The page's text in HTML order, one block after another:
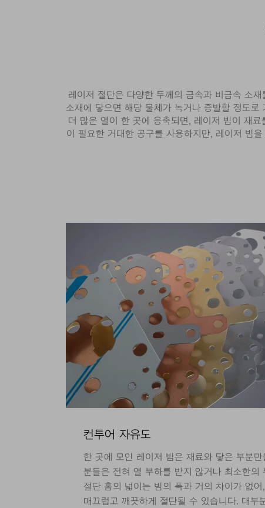
레이저 절단은 다양한 두께의 금속과 비금속 소
소재에 닿으면 해당 물체가 녹거나 증발할 정도
더 많은 열이 한 곳에 응축되면, 레이저 빔이 재
이 필요한 거대한 공구를 사용하지만, 레이저 빔
컨투어 자유도
한 곳에 모인 레이저 빔은 재료와 닿은 부분
분들은 전혀 열 부하를 받지 않거나 최소한의
절단 홈의 넓이는 빔의 폭과 거의 차이가 없
매끄럽고 깨끗하게 절단될 수 있습니다. 대부